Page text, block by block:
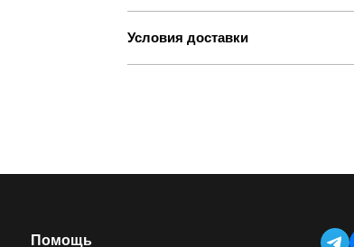
Условия доставки
Помощь